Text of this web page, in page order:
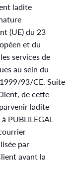
ladite
(UE) du 23
et du
services de
au sein du
93/CE. Suite
de cette
ladite
PUBLILEGAL
par
avant la